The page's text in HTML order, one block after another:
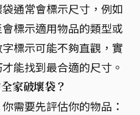
通常會標示尺寸，例如
標示適用物品的類型或
標示可能不夠直觀，實
能找到最合適的尺寸。
家破壞袋？
需要先評估你的物品：